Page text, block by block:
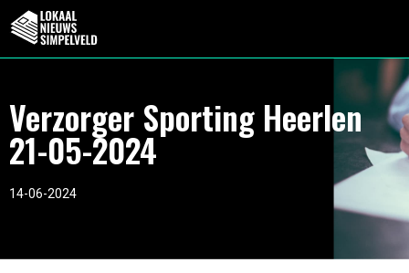
Verzorger Sporting Heerlen
21-05-2024
14-06-2024